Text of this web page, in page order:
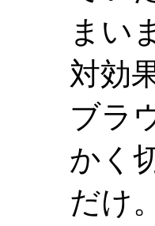
まい
対効
ブラ
かく
だけ